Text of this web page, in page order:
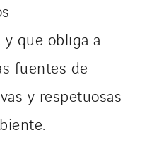
que obliga a
fuentes de
y respetuosas